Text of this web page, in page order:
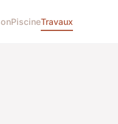
PiscineTravaux